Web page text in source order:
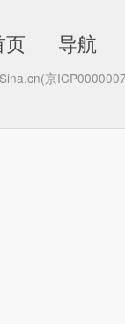
页 导航
Sina.cn(京